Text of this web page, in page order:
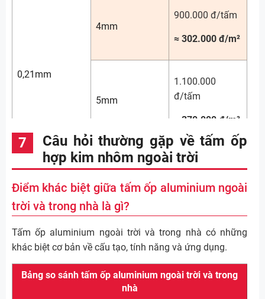
0,21mm
4mm
900.000 đ/tấm
≈ 302.000 đ/m²
5mm
1.100.000
đ/tấm
≈ 370.000 đ/m²
6mm
1.250.000
3mm
1.200.000
≈ 403.000 đ/m²
Câu hỏi thường gặp về tấm ốp
hợp kim nhôm ngoài trời
Điểm khác biệt giữa tấm ốp aluminium ngoài
trời và trong nhà là gì?
Tấm ốp aluminium ngoài trời và trong nhà có những
khác biệt cơ bản về cấu tạo, tính năng và ứng dụng.
Bảng so sánh tấm ốp aluminium ngoài trời và trong
nhà